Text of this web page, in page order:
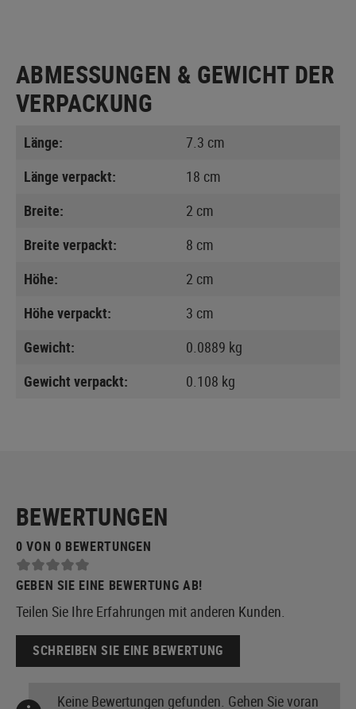
ABMESSUNGEN & GEWICHT DER
VERPACKUNG
Länge:
7.3 cm
Länge verpackt:
18 cm
Breite:
2 cm
Breite verpackt:
8 cm
Höhe:
2 cm
Höhe verpackt:
3 cm
Gewicht:
0.0889 kg
Gewicht verpackt:
0.108 kg
BEWERTUNGEN
0 VON 0 BEWERTUNGEN
GEBEN SIE EINE BEWERTUNG AB!
Teilen Sie Ihre Erfahrungen mit anderen Kunden.
SCHREIBEN SIE EINE BEWERTUNG
Keine Bewertungen gefunden. Gehen Sie voran